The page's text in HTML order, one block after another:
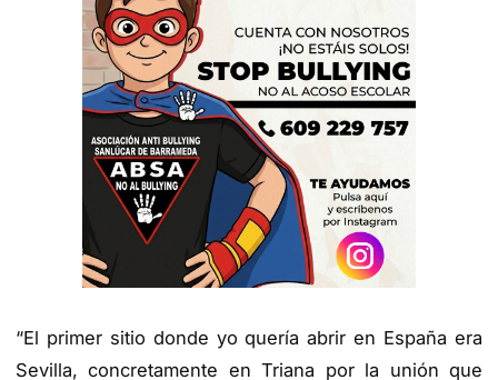
“El primer sitio donde yo quería abrir en España era
Sevilla, concretamente en Triana por la unión que